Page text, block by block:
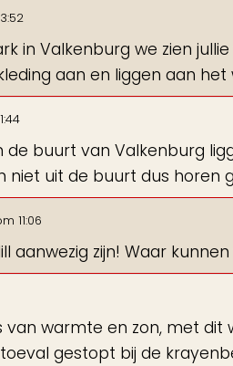
in Valkenburg we zien
aan en liggen aan het
buurt van Valkenburg
niet uit de buurt dus horen
11:06
aanwezig zijn! Waar
warmte en zon, met dit
gestopt bij de